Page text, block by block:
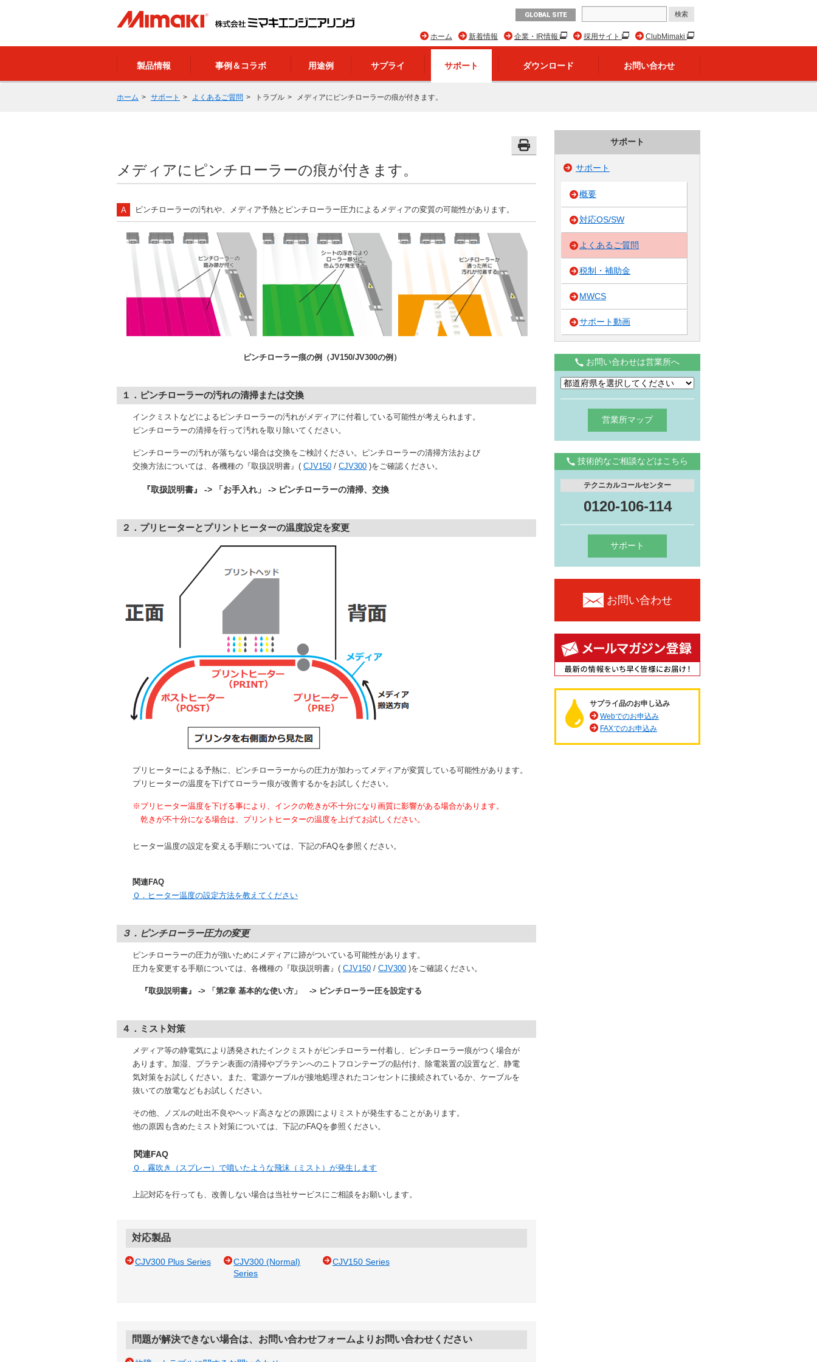
GLOBAL SITE
ClubMimaki
採用サイト
企業・IR情報
新着情報
ホーム
製品情報 事例＆コラボ 用途例 サプライ サポート ダウンロード お問い合わせ
ホーム サポート よくあるご質問 トラブル メディアにピンチローラーの痕が付きます。
メディアにピンチローラーの痕が付きます。
ピンチローラーの汚れや、メディア予熱とピンチローラー圧力によるメディアの変質の可能性があります。
ピンチローラー痕の例（JV150/JV300の例）
１．ピンチローラーの汚れの清掃または交換
インクミストなどによるピンチローラーの汚れがメディアに付着している可能性が考えられます。
ピンチローラーの清掃を行って汚れを取り除いてください。
ピンチローラーの汚れが落ちない場合は交換をご検討ください。ピンチローラーの清掃方法および
交換方法については、各機種の『取扱説明書』( CJV150 / CJV300 )をご確認ください。
『取扱説明書』 -> 「お手入れ」 -> ピンチローラーの清掃、交換
２．プリヒーターとプリントヒーターの温度設定を変更
プリヒーターによる予熱に、ピンチローラーからの圧力が加わってメディアが変質している可能性があります。
プリヒーターの温度を下げてローラー痕が改善するかをお試しください。
※プリヒーター温度を下げる事により、インクの乾きが不十分になり画質に影響がある場合があります。
乾きが不十分になる場合は、プリントヒーターの温度を上げてお試しください。
ヒーター温度の設定を変える手順については、下記のFAQを参照ください。
関連FAQ
Ｑ．ヒーター温度の設定方法を教えてください
３．ピンチローラー圧力の変更
ピンチローラーの圧力が強いためにメディアに跡がついている可能性があります。
圧力を変更する手順については、各機種の『取扱説明書』( CJV150 / CJV300 )をご確認ください。
『取扱説明書』 -> 「第2章 基本的な使い方」 -> ピンチローラー圧を設定する
４．ミスト対策
メディア等の静電気により誘発されたインクミストがピンチローラー付着し、ピンチローラー痕がつく場合が
あります。加湿、プラテン表面の清掃やプラテンへのニトフロンテープの貼付け、除電装置の設置など、静電
気対策をお試しください。また、電源ケーブルが接地処理されたコンセントに接続されているか、ケーブルを
抜いての放電などもお試しください。
その他、ノズルの吐出不良やヘッド高さなどの原因によりミストが発生することがあります。
他の原因も含めたミスト対策については、下記のFAQを参照ください。
関連FAQ
Ｑ．霧吹き（スプレー）で噴いたような飛沫（ミスト）が発生します
上記対応を行っても、改善しない場合は当社サービスにご相談をお願いします。
対応製品
CJV300 Plus Series
CJV300 (Normal)
Series
CJV150 Series
問題が解決できない場合は、お問い合わせフォームよりお問い合わせください
サポート
サポート
概要
対応OS/SW
よくあるご質問
税制・補助金
MWCS
サポート動画
お問い合わせは営業所へ
営業所マップ
技術的なご相談などはこちら
テクニカルコールセンター
0120-106-114
サポート
お問い合わせ
サプライ品のお申し込み
Webでのお申込み
FAXでのお申込み